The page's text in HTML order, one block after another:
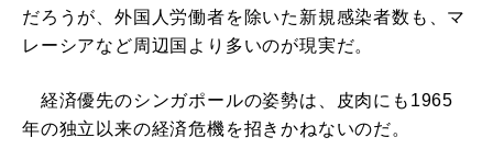
だろうが、外国人労働者を除いた新規感染者数も、マ
レーシアなど周辺国より多いのが現実だ。
経済優先のシンガポールの姿勢は、皮肉にも1965
年の独立以来の経済危機を招きかねないのだ。